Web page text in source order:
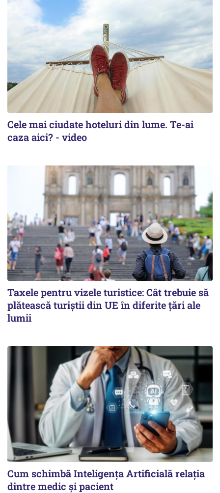
Cele mai ciudate hoteluri din lume. Te-ai
caza aici? - video
Taxele pentru vizele turistice: Cât trebuie să
plătească turiștii din UE în diferite țări ale
lumii
Cum schimbă Inteligența Artificială relația
dintre medic și pacient